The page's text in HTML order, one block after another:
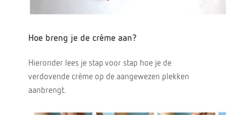
Hoe breng je de crème aan?
Hieronder lees je stap voor stap hoe je de
verdovende crème op de aangewezen plekken
aanbrengt.